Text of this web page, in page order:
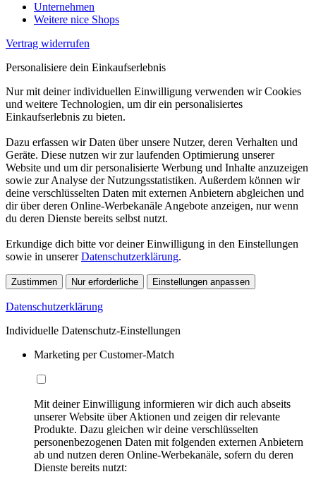
Unternehmen
Weitere nice Shops
Vertrag widerrufen
Personalisiere dein Einkaufserlebnis
Nur mit deiner individuellen Einwilligung verwenden wir Cookies
und weitere Technologien, um dir ein personalisiertes
Einkaufserlebnis zu bieten.
Dazu erfassen wir Daten über unsere Nutzer, deren Verhalten und
Geräte. Diese nutzen wir zur laufenden Optimierung unserer
Website und um dir personalisierte Werbung und Inhalte anzuzeigen
sowie zur Analyse der Nutzungsstatistiken. Außerdem können wir
deine verschlüsselten Daten mit externen Anbietern abgleichen und
dir über deren Online-Werbekanäle Angebote anzeigen, nur wenn
du deren Dienste bereits selbst nutzt.
Erkundige dich bitte vor deiner Einwilligung in den Einstellungen
sowie in unsererDatenschutzerklärung.
Zustimmen Nur erforderliche Einstellungen anpassen
Datenschutzerklärung
Individuelle Datenschutz-Einstellungen
Marketing per Customer-Match
Mit deiner Einwilligung informieren wir dich auch abseits
unserer Website über Aktionen und zeigen dir relevante
Produkte. Dazu gleichen wir deine verschlüsselten
personenbezogenen Daten mit folgenden externen Anbietern
ab und nutzen deren Online-Werbekanäle, sofern du deren
Dienste bereits nutzt: